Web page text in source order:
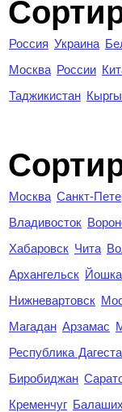
Россия Украина
Москва России
Таджикистан
Москва Санкт-
Владивосток
Хабаровск Чита
Архангельск
Нижневартовск
Магадан Арзамас
Республика
Биробиджан
Кременчуг